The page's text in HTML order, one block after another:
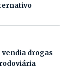
drogas